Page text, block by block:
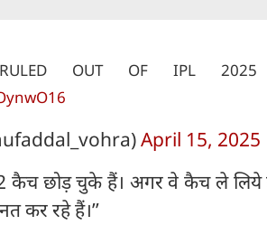
RULED OUT OF IPL
April 15, 2025
कैच छोड़ चुके हैं। अगर वे कैच ले लिये
कर रहे हैं।’’